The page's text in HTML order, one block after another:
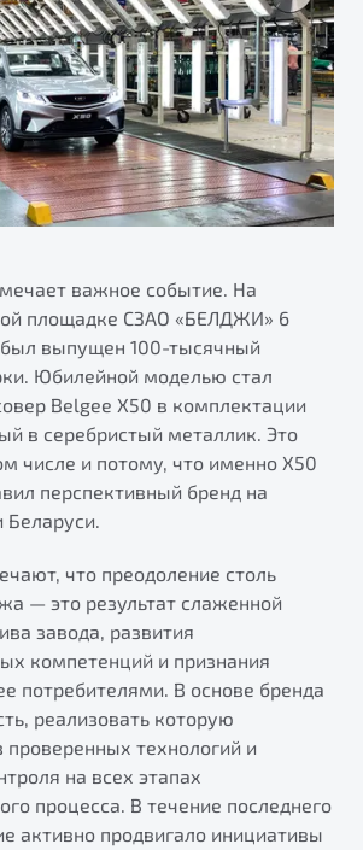
седан
выгодах при покупке
наличии
уверены на дорогах с программой
важное событие. На
площадке СЗАО «БЕЛДЖИ» 6
выпущен 100-тысячный
Юбилейной моделью стал
Belgee X50 в комплектации
в серебристый металлик. Это
числе и потому, что именно X50
перспективный бренд на
Беларуси.
что преодоление столь
— это результат слаженной
завода, развития
компетенций и признания
потребителями. В основе бренда
реализовать которую
технологий и
на всех этапах
процесса. В течение последнего
активно продвигало инициативы